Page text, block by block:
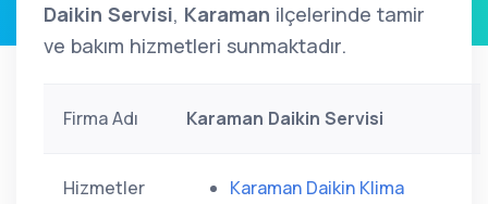
Daikin Servisi, Karaman ilçelerinde tamir
ve bakım hizmetleri sunmaktadır.
Firma Adı Karaman Daikin Servisi
Hizmetler
Karaman Daikin Klima